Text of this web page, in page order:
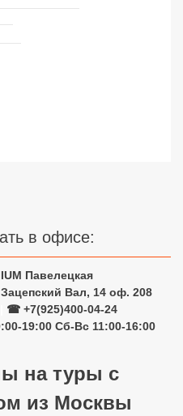
в офисе:
Павелецкая
Вал, 14 оф. 208
☎ +7(925)400-04-24
19:00 Сб-Вс 11:00-16:00
на туры с
из Москвы